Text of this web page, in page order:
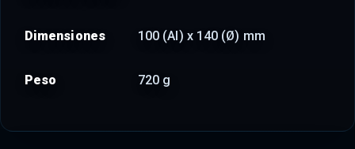
Dimensiones 100 (Al) x 140 (Ø) mm
Peso 720 g